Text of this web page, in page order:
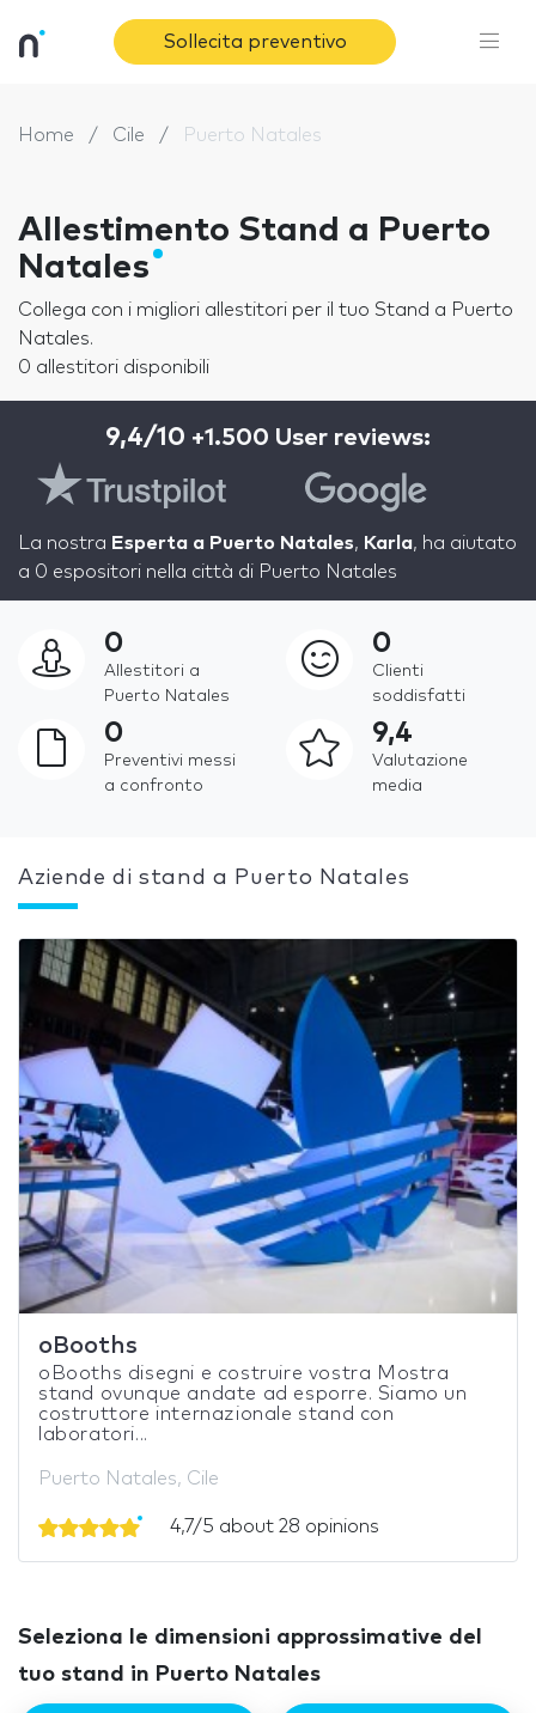
Sollecita preventivo
Home Cile Puerto Natales
Allestimento Stand a Puerto
Natales
Collega con i migliori allestitori per il tuo Stand a Puerto
Natales.
0 allestitori disponibili
9,4/10 +1.500 User reviews:
La nostra Esperta a Puerto Natales, Karla, ha aiutato
a 0 espositori nella città di Puerto Natales
0
Allestitori a
Puerto Natales
0
Clienti
soddisfatti
0
Preventivi messi
a confronto
9,4
Valutazione
media
Aziende di stand a Puerto Natales
oBooths
oBooths disegni e costruire vostra Mostra
stand ovunque andate ad esporre. Siamo un
costruttore internazionale stand con
laboratori...
Puerto Natales, Cile
4,7/5 about 28 opinions
Seleziona le dimensioni approssimative del
tuo stand in Puerto Natales